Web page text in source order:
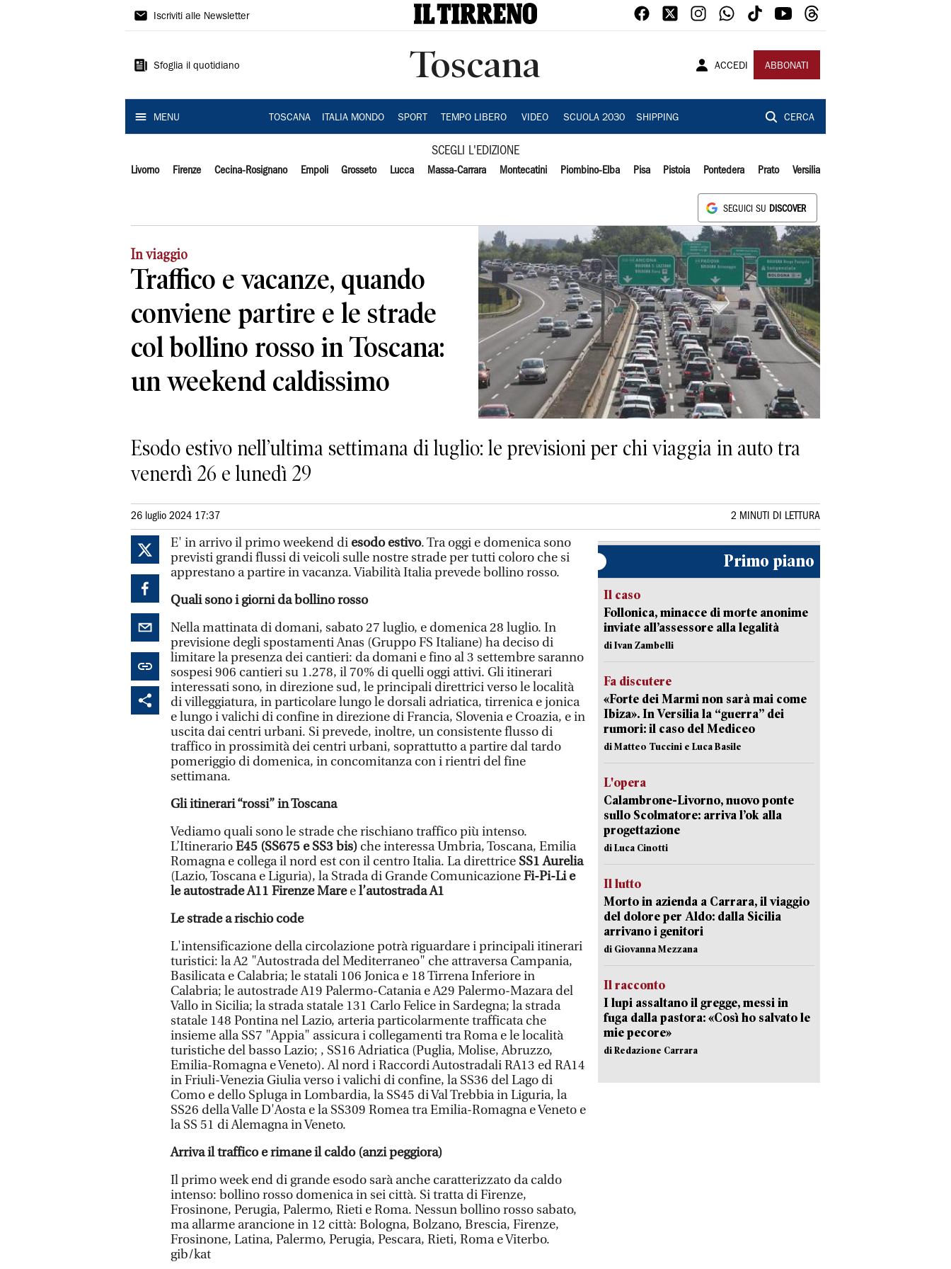
Il
Iscriviti alle Newsletter
Sfoglia il quotidiano Toscana ACCEDI ABBONATI
MENU TOSCANA ITALIA MONDO SPORT TEMPO LIBERO VIDEO SCUOLA 2030 SHIPPING CERCA
SCEGLI L'EDIZIONE
Livorno Firenze Cecina-Rosignano Empoli Grosseto Lucca Massa-Carrara Montecatini Piombino-Elba Pisa Pistoia Pontedera Prato Versilia
SEGUICI SU DISCOVER
In viaggio
Traffico e vacanze, quando
conviene partire e le strade
col bollino rosso in Toscana:
un weekend caldissimo
Esodo estivo nell’ultima settimana di luglio: le previsioni per chi viaggia in auto tra
venerdì 26 e lunedì 29
26 luglio 2024 17:37 2 MINUTI DI LETTURA
E' in arrivo il primo weekend di esodo estivo. Tra oggi e domenica sono
previsti grandi flussi di veicoli sulle nostre strade per tutti coloro che si
apprestano a partire in vacanza. Viabilità Italia prevede bollino rosso.
Quali sono i giorni da bollino rosso
Nella mattinata di domani, sabato 27 luglio, e domenica 28 luglio. In
previsione degli spostamenti Anas (Gruppo FS Italiane) ha deciso di
limitare la presenza dei cantieri: da domani e fino al 3 settembre saranno
sospesi 906 cantieri su 1.278, il 70% di quelli oggi attivi. Gli itinerari
interessati sono, in direzione sud, le principali direttrici verso le località
di villeggiatura, in particolare lungo le dorsali adriatica, tirrenica e jonica
e lungo i valichi di confine in direzione di Francia, Slovenia e Croazia, e in
uscita dai centri urbani. Si prevede, inoltre, un consistente flusso di
traffico in prossimità dei centri urbani, soprattutto a partire dal tardo
pomeriggio di domenica, in concomitanza con i rientri del fine
settimana.
Gli itinerari “rossi” in Toscana
Vediamo quali sono le strade che rischiano traffico più intenso.
L’ItinerarioE45 (SS675 e SS3 bis) che interessa Umbria, Toscana, Emilia
Romagna e collega il nord est con il centro Italia. La direttrice SS1 Aurelia
(Lazio, Toscana e Liguria), la Strada di Grande ComunicazioneFi-Pi-Li e
le autostrade A11 Firenze Mareel’autostrada A1
Le strade a rischio code
L'intensificazione della circolazione potrà riguardare i principali itinerari
turistici: la A2 "Autostrada del Mediterraneo" che attraversa Campania,
Basilicata e Calabria; le statali 106 Jonica e 18 Tirrena Inferiore in
Calabria; le autostrade A19 Palermo-Catania e A29 Palermo-Mazara del
Vallo in Sicilia; la strada statale 131 Carlo Felice in Sardegna; la strada
statale 148 Pontina nel Lazio, arteria particolarmente trafficata che
insieme alla SS7 "Appia" assicura i collegamenti tra Roma e le località
turistiche del basso Lazio; , SS16 Adriatica (Puglia, Molise, Abruzzo,
Emilia-Romagna e Veneto). Al nord i Raccordi Autostradali RA13 ed RA14
in Friuli-Venezia Giulia verso i valichi di confine, la SS36 del Lago di
Como e dello Spluga in Lombardia, la SS45 di Val Trebbia in Liguria, la
SS26 della Valle D'Aosta e la SS309 Romea tra Emilia-Romagna e Veneto e
la SS 51 di Alemagna in Veneto.
Arriva il traffico e rimane il caldo (anzi peggiora)
Il primo week end di grande esodo sarà anche caratterizzato da caldo
intenso: bollino rosso domenica in sei città. Si tratta di Firenze,
Frosinone, Perugia, Palermo, Rieti e Roma. Nessun bollino rosso sabato,
ma allarme arancione in 12 città: Bologna, Bolzano, Brescia, Firenze,
Frosinone, Latina, Palermo, Perugia, Pescara, Rieti, Roma e Viterbo.
gib/kat
Primo piano
Il caso
Follonica, minacce di morte anonime
inviate all’assessore alla legalità
di Ivan Zambelli
Fa discutere
«Forte dei Marmi non sarà mai come
Ibiza». In Versilia la “guerra” dei
rumori: il caso del Mediceo
di Matteo Tuccini e Luca Basile
L'opera
Calambrone-Livorno, nuovo ponte
sullo Scolmatore: arriva l’ok alla
progettazione
di Luca Cinotti
Il lutto
Morto in azienda a Carrara, il viaggio
del dolore per Aldo: dalla Sicilia
arrivano i genitori
di Giovanna Mezzana
Il racconto
I lupi assaltano il gregge, messi in
fuga dalla pastora: «Così ho salvato le
mie pecore»
di Redazione Carrara